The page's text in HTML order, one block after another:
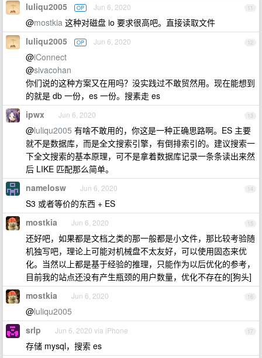
11
luliqu2005 OP Jun 6, 2020
@mostkia 这种对磁盘 io 要求很高吧。直接读取文件
12
luliqu2005 OP Jun 6, 2020
@iConnect
@sivacohan
你们说的这种方案又在用吗？没实践过不敢贸然用。现在能想到
的就是 db 一份，es 一份。搜素走 es
13
ipwx Jun 6, 2020
@luliqu2005 有啥不敢用的，你这是一种正确思路啊。ES 主要
就不是数据库，而是全文搜索引擎，有倒排索引的。建议搜索一
下全文搜索的基本原理，可不是拿着数据库记录一条条读出来然
后 LIKE 匹配那么简单。
14
namelosw Jun 6, 2020
S3 或者等价的东西 + ES
15
mostkia Jun 6, 2020
还好吧，如果都是文档之类的那一般都是小文件，那比较考验随
机独写吧，理论上可能对机械盘不太友好，可以使用固态来优
化。当然以上都是基于经验的推理，只能作为以后优化的参考，
目前我的站点还没有产生瓶颈的用户数量，优化不存在的[狗头]
16
mostkia Jun 6, 2020
@luliqu2005
17
srlp Jun 6, 2020 via iPhone
存储 mysql，搜索 es